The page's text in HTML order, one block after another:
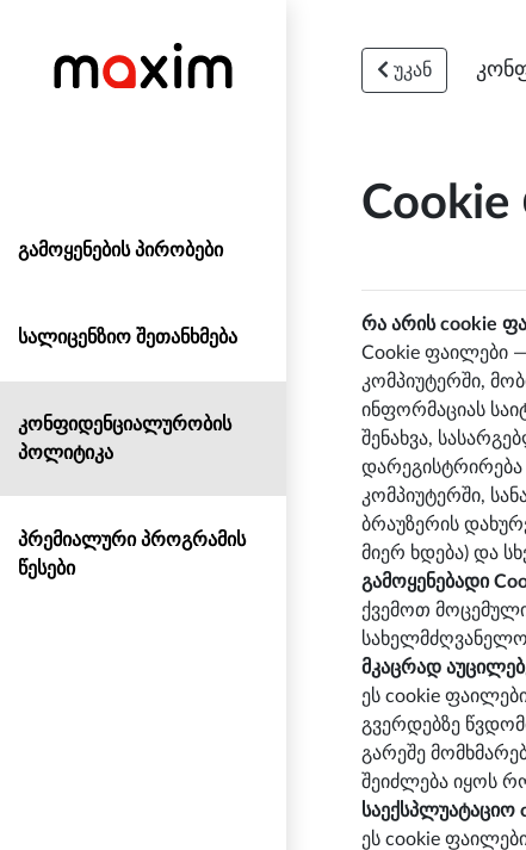
გამოყენების პირობები
სალიცენზიო შეთანხმება
კონფიდენციალურობის
პოლიტიკა
პრემიალური პროგრამის
წესები
უკან
რა არის cookie
Cookie ფაილები
კომპიუტერში,
ინფორმაციას
შენახვა,
დარეგისტრირება
კომპიუტერში,
ბრაუზერის
მიერ ხდება) და
გამოყენებადი
ქვემოთ
მკაცრად
ეს cookie
გვერდებზე
გარეშე
შეიძლება იყოს
საექსპლუატაციო
ეს cookie